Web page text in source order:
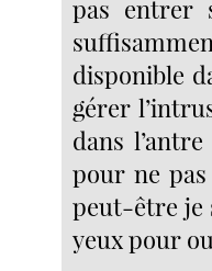
pas entrer
disponible
gérer
dans
pour ne
peut-être je
yeux pour